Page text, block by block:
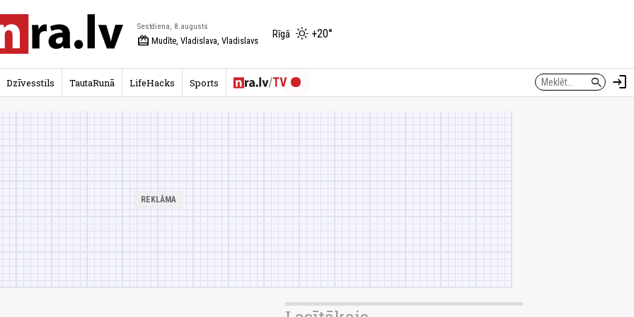
Sestdiena, 8.augusts
redeem Mudīte, Vladislava, Vladislavs
Rīgā +20°
search login
Dzīvesstils TautaRunā LifeHacks Sports